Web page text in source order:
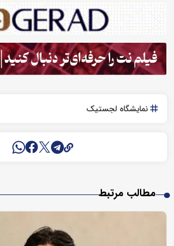
نمایشگاه لجستیک
مطالب مرتبط